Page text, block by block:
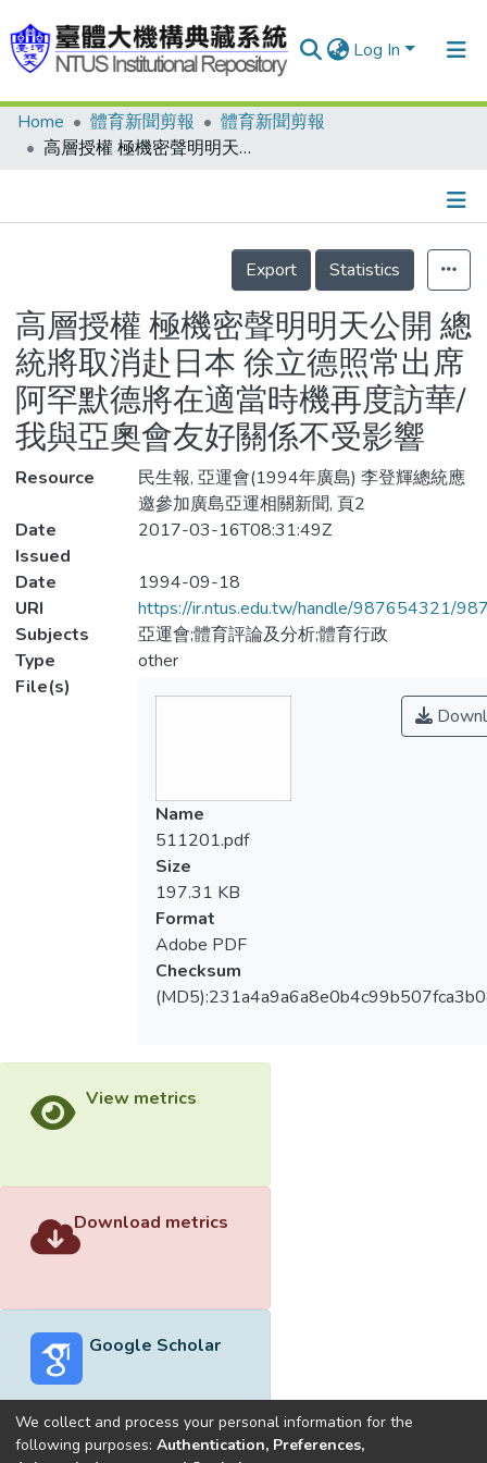
Log In
Communities & Collections
Statistics
Home 體育新聞剪報
體育新聞剪報
高層授權 極機密聲明明天公開 總統將取消赴日本 徐立德照常出席 阿罕默德將在適當時機再度訪華/我與亞奧會友好關係不受影響
Details
Export
Statistics
高層授權 極機密聲明明天公開 總
統將取消赴日本 徐立德照常出席
阿罕默德將在適當時機再度訪華/
我與亞奧會友好關係不受影響
Resource
民生報, 亞運會(1994年廣島) 李登輝總統應
邀參加廣島亞運相關新聞, 頁2
Date
Issued
2017-03-16T08:31:49Z
Date
1994-09-18
URI
https://ir.ntus.edu.tw/handle/987654321/
Subjects
亞運會;體育評論及分析;體育行政
Type
other
File(s)
Name
511201.pdf
Size
197.31 KB
Format
Adobe PDF
Checksum
View metrics
Download metrics
Google Scholar
We collect and process your personal information for the
following purposes: Authentication, Preferences,